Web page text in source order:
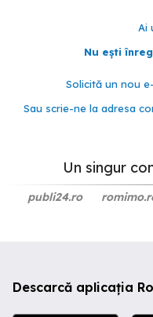
Ai
Nu ești
Solicită un nou
Sau scrie-ne la adresa
Un singur
publi24.ro
Descarcă aplicația